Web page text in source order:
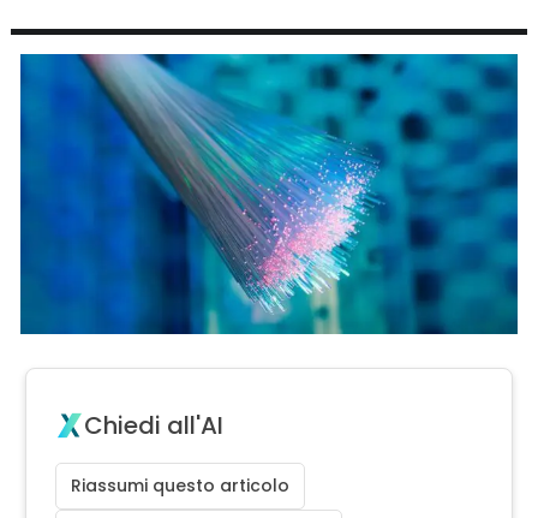
Chiedi all'AI
Riassumi questo articolo